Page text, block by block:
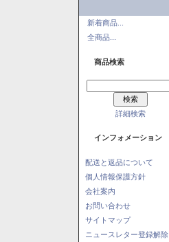
新着商品...
全商品...
商品検索
詳細検索
インフォメーション
配送と返品について
個人情報保護方針
会社案内
お問い合わせ
サイトマップ
ニュースレター登録解除